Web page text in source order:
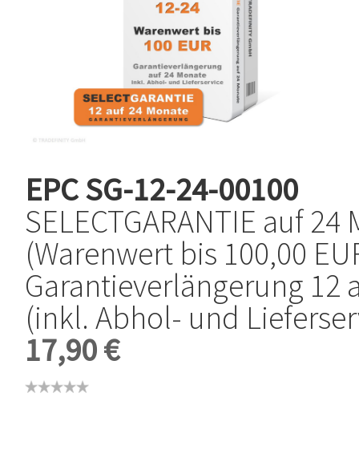
EPCSG-12-24-00100
SELECTGARANTIE auf 24
(Warenwert bis 100,00
Garantieverlängerung 12
(inkl. Abhol- und
17,90 €